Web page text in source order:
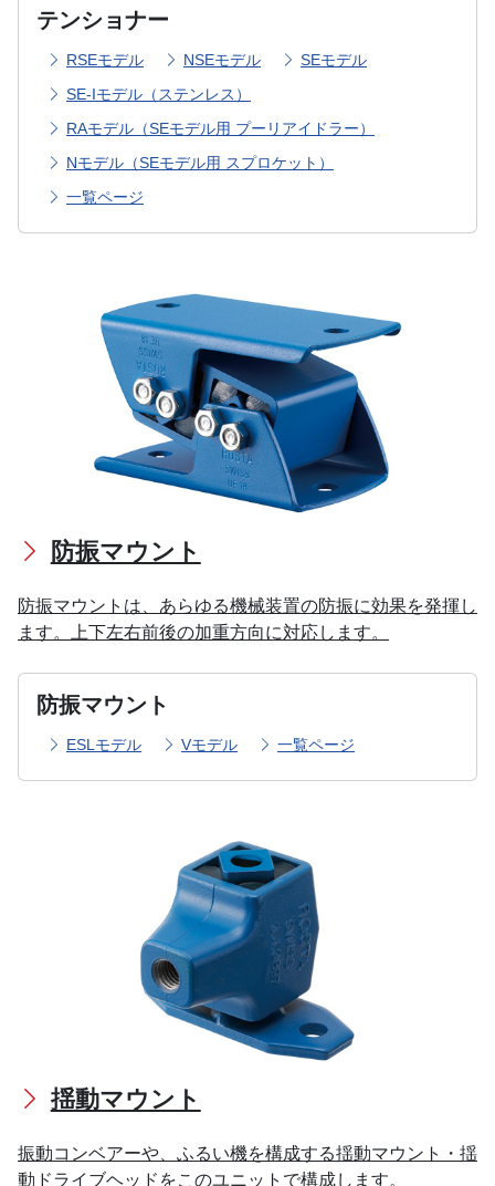
テンショナー
RSEモデル NSEモデル
SEモデル
SE-Iモデル（ステンレス）
RAモデル（SEモデル用 プーリアイドラー）
Nモデル（SEモデル用 スプロケット）
一覧ページ
防振マウント
防振マウントは、あらゆる機械装置の防振に効果を発揮し
ます。上下左右前後の加重方向に対応します。
防振マウント
ESLモデル Vモデル 一覧ページ
揺動マウント
振動コンベアーや、ふるい機を構成する揺動マウント・揺
動ドライブヘッドをこのユニットで構成します。